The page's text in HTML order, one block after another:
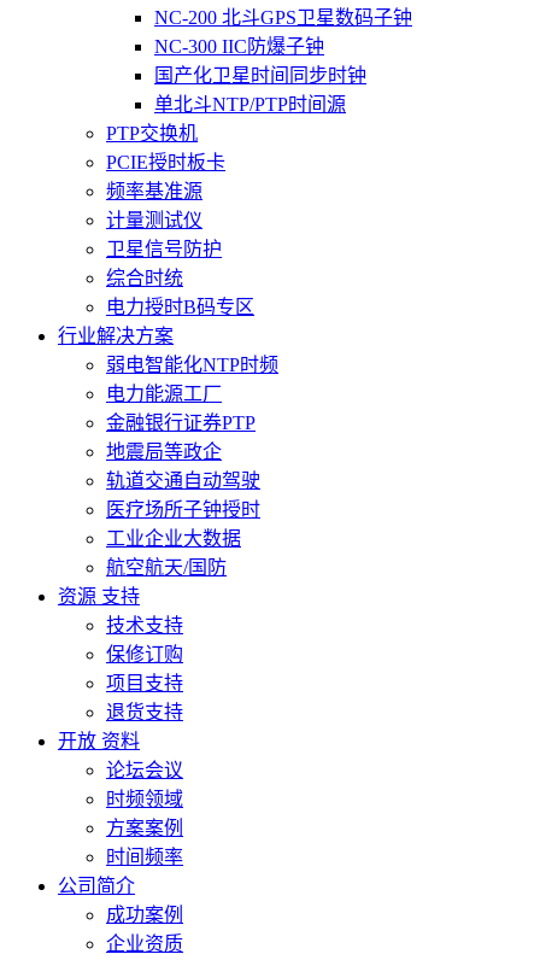
NC-200 北斗GPS卫星数码子钟
NC-300 IIC防爆子钟
国产化卫星时间同步时钟
单北斗NTP/PTP时间源
PTP交换机
PCIE授时板卡
频率基准源
计量测试仪
卫星信号防护
综合时统
电力授时B码专区
行业解决方案
弱电智能化NTP时频
电力能源工厂
金融银行证券PTP
地震局等政企
轨道交通自动驾驶
医疗场所子钟授时
工业企业大数据
航空航天/国防
资源 支持
技术支持
保修订购
项目支持
退货支持
开放 资料
论坛会议
时频领域
方案案例
时间频率
公司简介
成功案例
企业资质